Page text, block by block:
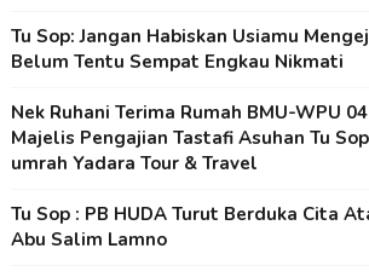
Tu Sop: Jangan Habiskan Usiamu
Belum Tentu Sempat Engkau Nikmati
Nek Ruhani Terima Rumah BMU-WPU
Majelis Pengajian Tastafi Asuhan Tu
umrah Yadara Tour & Travel
Tu Sop : PB HUDA Turut Berduka Cita
Abu Salim Lamno